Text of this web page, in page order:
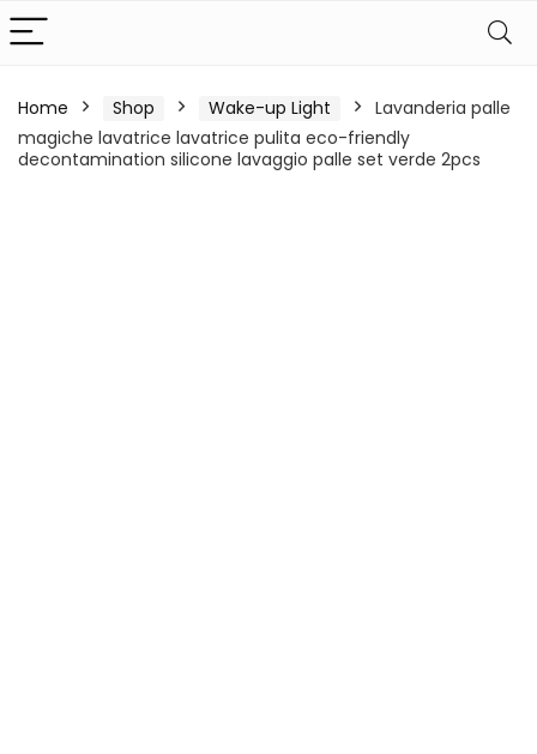
Home Shop Wake-up Light
Lavanderia palle
magiche lavatrice lavatrice pulita eco-friendly
decontamination silicone lavaggio palle set verde 2pcs